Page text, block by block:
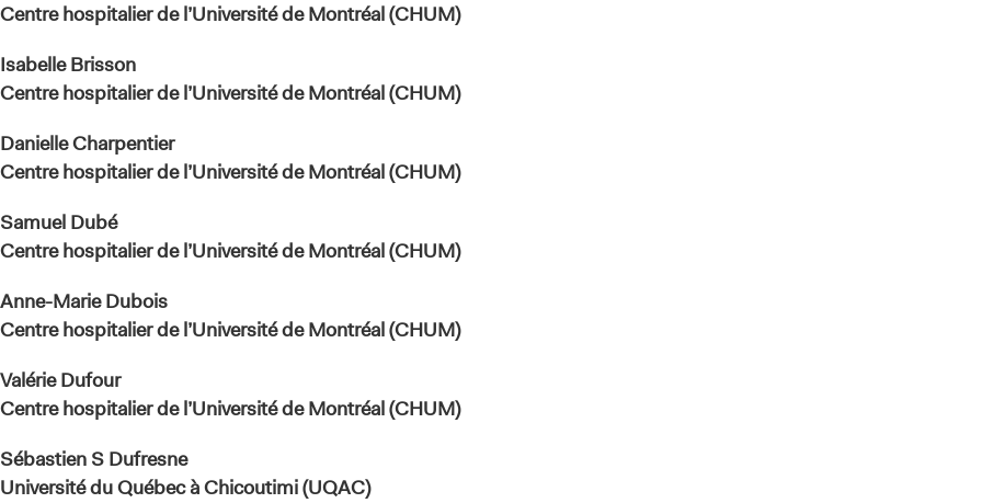
Centre hospitalier de l’Université de Montréal (CHUM)
Isabelle Brisson
Centre hospitalier de l’Université de Montréal (CHUM)
Danielle Charpentier
Centre hospitalier de l’Université de Montréal (CHUM)
Samuel Dubé
Centre hospitalier de l’Université de Montréal (CHUM)
Anne-Marie Dubois
Centre hospitalier de l’Université de Montréal (CHUM)
Valérie Dufour
Centre hospitalier de l’Université de Montréal (CHUM)
Sébastien S Dufresne
Université du Québec à Chicoutimi (UQAC)